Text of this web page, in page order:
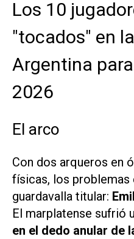
Los 10
"tocados" en
Argentina
2026
El arco
Con dos arqueros en
físicas, los problemas
guardavalla titular:
El marplatense sufrió
en el dedo anular de